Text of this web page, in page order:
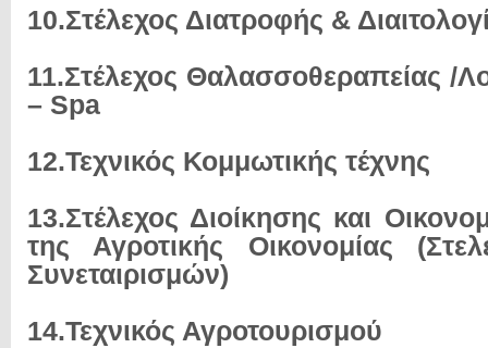
10.Στέλεχος Διατροφής &
11.Στέλεχος Θαλασσοθεραπείας /
– Spa
12.Τεχνικός Κομμωτικής τέχνης
13.Στέλεχος Διοίκησης και
της Αγροτικής Οικονομίας
Συνεταιρισμών)
14.Τεχνικός Αγροτουρισμού